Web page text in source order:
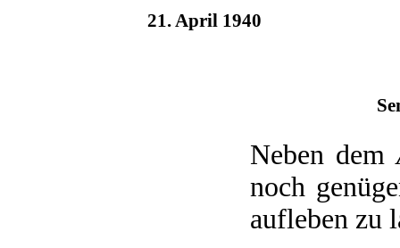
21. April 1940
Neben dem
noch
aufleben zu